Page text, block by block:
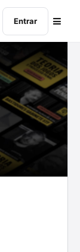
Entrar